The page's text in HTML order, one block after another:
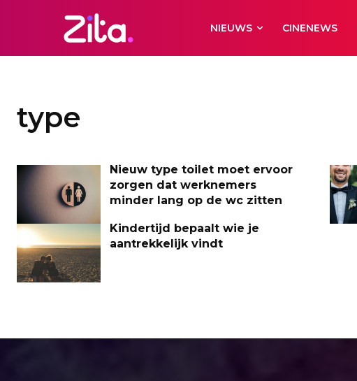
NIEUWS CINENEWS
type
Nieuw type toilet moet ervoor
zorgen dat werknemers
minder lang op de wc zitten
Kindertijd bepaalt wie je
aantrekkelijk vindt